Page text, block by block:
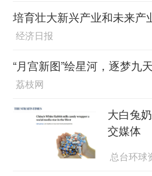
培育壮大新兴产业和未来产
经济日报
“月宫新图”绘星河，逐梦九
荔枝网
大白兔
交媒体
总台环球